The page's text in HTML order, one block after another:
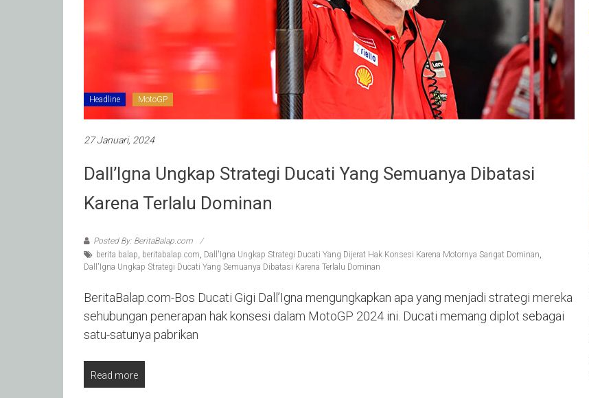
Headline MotoGP
27 Januari, 2024
Dall’Igna Ungkap Strategi Ducati Yang Semuanya Dibatasi
Karena Terlalu Dominan
Posted By: BeritaBalap.com
berita balap, beritabalap.com, Dall'Igna Ungkap Strategi Ducati Yang Dijerat Hak Konsesi Karena Motornya Sangat Dominan,
Dall'Igna Ungkap Strategi Ducati Yang Semuanya Dibatasi Karena Terlalu Dominan
BeritaBalap.com-Bos Ducati Gigi Dall’Igna mengungkapkan apa yang menjadi strategi mereka
sehubungan penerapan hak konsesi dalam MotoGP 2024 ini. Ducati memang diplot sebagai
satu-satunya pabrikan
Read more